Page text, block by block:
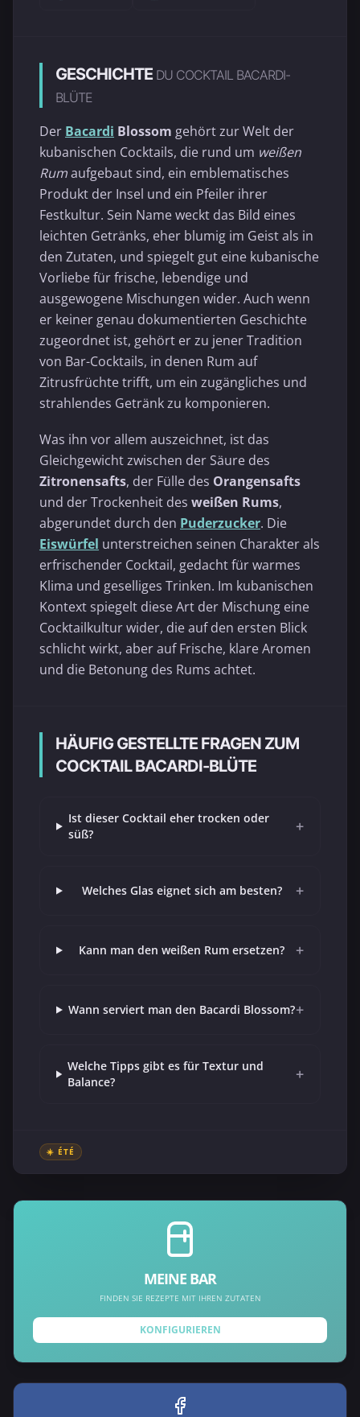
GESCHICHTE DU COCKTAIL BACARDI-
BLÜTE
Der Bacardi Blossom gehört zur Welt der
kubanischen Cocktails, die rund um weißen
Rumaufgebaut sind, ein emblematisches
Produkt der Insel und ein Pfeiler ihrer
Festkultur. Sein Name weckt das Bild eines
leichten Getränks, eher blumig im Geist als in
den Zutaten, und spiegelt gut eine kubanische
Vorliebe für frische, lebendige und
ausgewogene Mischungen wider. Auch wenn
er keiner genau dokumentierten Geschichte
zugeordnet ist, gehört er zu jener Tradition
von Bar-Cocktails, in denen Rum auf
Zitrusfrüchte trifft, um ein zugängliches und
strahlendes Getränk zu komponieren.
Was ihn vor allem auszeichnet, ist das
Gleichgewicht zwischen der Säure des
Zitronensafts, der Fülle des Orangensafts
und der Trockenheit des weißen Rums,
abgerundet durch den Puderzucker. Die
Eiswürfel unterstreichen seinen Charakter als
erfrischender Cocktail, gedacht für warmes
Klima und geselliges Trinken. Im kubanischen
Kontext spiegelt diese Art der Mischung eine
Cocktailkultur wider, die auf den ersten Blick
schlicht wirkt, aber auf Frische, klare Aromen
und die Betonung des Rums achtet.
HÄUFIG GESTELLTE FRAGEN ZUM
COCKTAIL BACARDI-BLÜTE
Ist dieser Cocktail eher trocken oder
süß?
+
Welches Glas eignet sich am besten? +
Kann man den weißen Rum ersetzen? +
Wann serviert man den Bacardi Blossom?+
Welche Tipps gibt es für Textur und
Balance?
+
☀️ ÉTÉ
MEINE BAR
FINDEN SIE REZEPTE MIT IHREN ZUTATEN
KONFIGURIEREN